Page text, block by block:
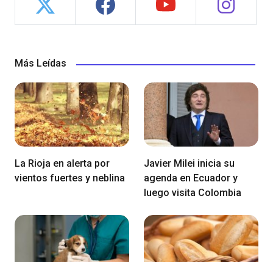
Más Leídas
La Rioja en alerta por
vientos fuertes y neblina
Javier Milei inicia su
agenda en Ecuador y
luego visita Colombia